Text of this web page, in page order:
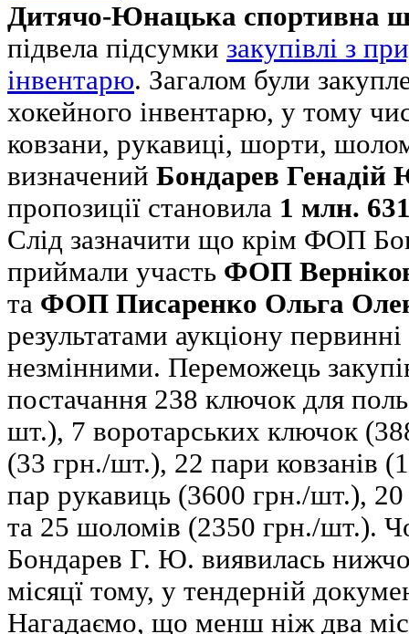
Дитячо-Юнацька спортивна
підвела підсумки закупівлі з
інвентарю. Загалом були
хокейного інвентарю, у тому
ковзани, рукавиці, шорти,
визначений Бондарев Генадій
пропозиції становила 1 млн.
Слід зазначити що крім ФОП
приймали участь ФОП
та ФОП Писаренко Ольга
результатами аукціону
незмінними. Переможець
постачання 238 ключок для
шт.), 7 воротарських ключок
(33 грн./шт.), 22 пари ковзанів
пар рукавиць (3600 грн./шт.),
та 25 шоломів (2350 грн./шт.).
Бондарев Г. Ю. виявилась
місяцї тому, у тендерній
Нагадаємо, що менш ніж два